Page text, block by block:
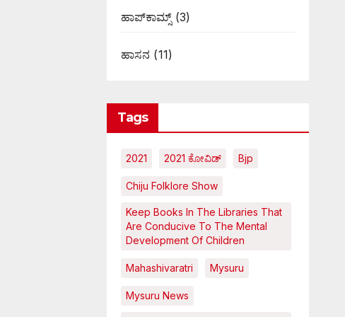
ಹಾಪ್‌ಕಾಮ್ಸ್‌(3)
ಹಾಸನ (11)
Tags
2021 2021 ಕೋವಿಡ್‌ Bjp
Chiju Folklore Show
Keep Books In The Libraries That
Are Conducive To The Mental
Development Of Children
Mahashivaratri Mysuru
Mysuru News